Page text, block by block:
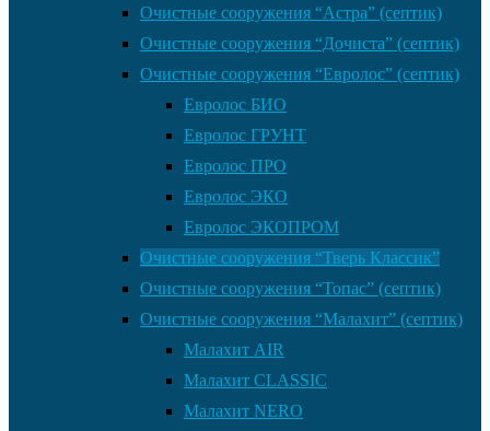
Очистные сооружения “Астра” (септик)
Очистные сооружения “Дочиста” (септик)
Очистные сооружения “Евролос” (септик)
Евролос БИО
Евролос ГРУНТ
Евролос ПРО
Евролос ЭКО
Евролос ЭКОПРОМ
Очистные сооружения “Тверь Классик”
Очистные сооружения “Топас” (септик)
Очистные сооружения “Малахит” (септик)
Малахит AIR
Малахит CLASSIC
Малахит NERO